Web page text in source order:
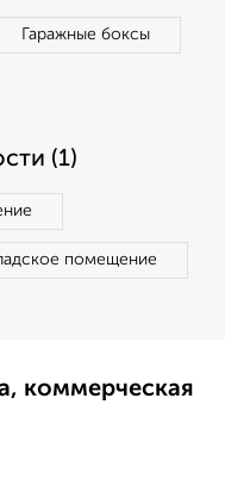
Гаражные боксы
(1)
помещение
коммерческая